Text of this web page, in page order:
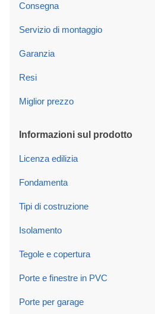
Consegna
Servizio di montaggio
Garanzia
Resi
Miglior prezzo
Informazioni sul prodotto
Licenza edilizia
Fondamenta
Tipi di costruzione
Isolamento
Tegole e copertura
Porte e finestre in PVC
Porte per garage